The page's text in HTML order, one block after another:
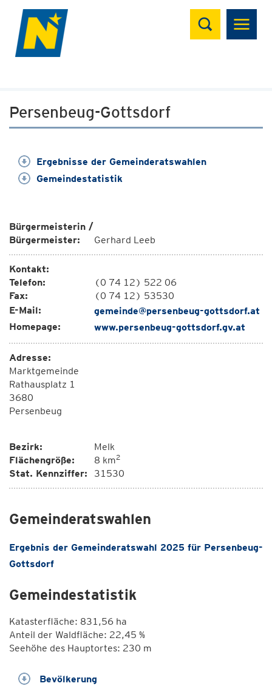
Suchen
Persenbeug-Gottsdorf
Ergebnisse der Gemeinderatswahlen
Gemeindestatistik
Bürgermeisterin /
Bürgermeister:
Gerhard Leeb
Kontakt:
Telefon:
(0 74 12) 522 06
Fax:
(0 74 12) 53530
E-Mail:
gemeinde@persenbeug-gottsdorf.at
Homepage:
www.persenbeug-gottsdorf.gv.at
Adresse:
Marktgemeinde
Rathausplatz 1
3680
Persenbeug
Bezirk:
Melk
Flächengröße:
8 km2
Stat. Kennziffer: 31530
Gemeinderatswahlen
Ergebnis der Gemeinderatswahl 2025 für Persenbeug-
Gottsdorf
Gemeindestatistik
Katasterfläche: 831,56 ha
Anteil der Waldfläche: 22,45 %
Seehöhe des Hauptortes: 230 m
Bevölkerung